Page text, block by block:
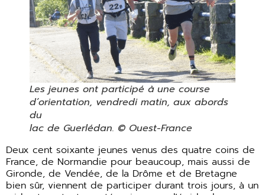
Les jeunes ont participé à une course
d’orientation, vendredi matin, aux abords
du
lac de Guerlédan. © Ouest-France
Deux cent soixante jeunes venus des quatre coins de
France, de Normandie pour beaucoup, mais aussi de
Gironde, de Vendée, de la Drôme et de Bretagne
bien sûr, viennent de participer durant trois jours, à un